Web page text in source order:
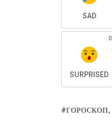
SAD
0
SURPRISED
ГОРОСКОП